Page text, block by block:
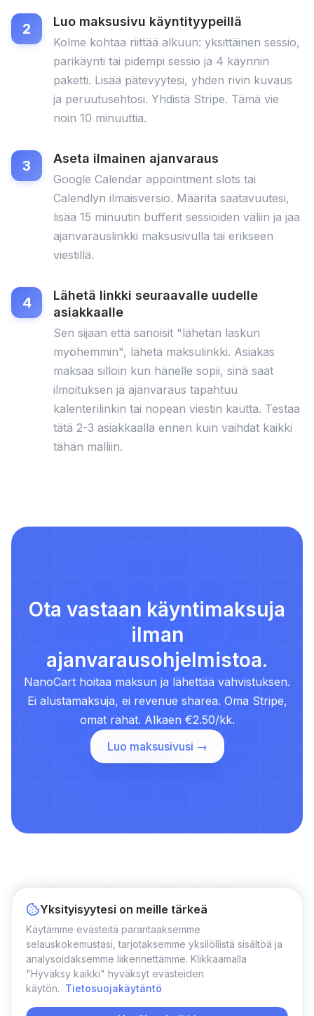
Luo maksusivu käyntityypeillä
Kolme kohtaa riittää alkuun: yksittäinen sessio,
parikäynti tai pidempi sessio ja 4 käynnin
paketti. Lisää pätevyytesi, yhden rivin kuvaus
ja peruutusehtosi. Yhdistä Stripe. Tämä vie
noin 10 minuuttia.
Aseta ilmainen ajanvaraus
Google Calendar appointment slots tai
Calendlyn ilmaisversio. Määritä saatavuutesi,
lisää 15 minuutin bufferit sessioiden väliin ja jaa
ajanvarauslinkki maksusivulla tai erikseen
viestillä.
Lähetä linkki seuraavalle uudelle
asiakkaalle
Sen sijaan että sanoisit "lähetän laskun
myöhemmin", lähetä maksulinkki. Asiakas
maksaa silloin kun hänelle sopii, sinä saat
ilmoituksen ja ajanvaraus tapahtuu
kalenterilinkin tai nopean viestin kautta. Testaa
tätä 2-3 asiakkaalla ennen kuin vaihdat kaikki
tähän malliin.
Ota vastaan käyntimaksuja
ilman
ajanvarausohjelmistoa.
NanoCart hoitaa maksun ja lähettää vahvistuksen.
Ei alustamaksuja, ei revenue sharea. Oma Stripe,
omat rahat. Alkaen €2.50/kk.
Luo maksusivusi →
Gumroad vs NanoCart 2026: Todellinen
kustannusvertailu creatoreille
Miten luot terapialle maksusivun ilman
Yksityisyytesi on meille tärkeä
Käytämme evästeitä parantaaksemme
selauskokemustasi, tarjotaksemme yksilöllistä sisältöä ja
analysoidaksemme liikennettämme. Klikkaamalla
"Hyväksy kaikki" hyväksyt evästeiden
käytön. Tietosuojakäytäntö